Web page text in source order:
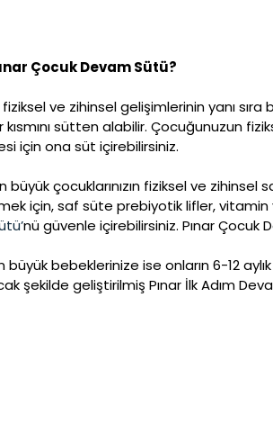
Çocuk Devam Sütü?
ve zihinsel gelişimlerinin yanı sıra
sütten alabilir. Çocuğunuzun
için ona süt içirebilirsiniz.
büyük çocuklarınızın fiziksel ve zihinsel
için, saf süte prebiyotik lifler,
nü güvenle içirebilirsiniz. Pınar Çocuk
büyük bebeklerinize ise onların 6-12
şekilde geliştirilmiş Pınar İlk Adım